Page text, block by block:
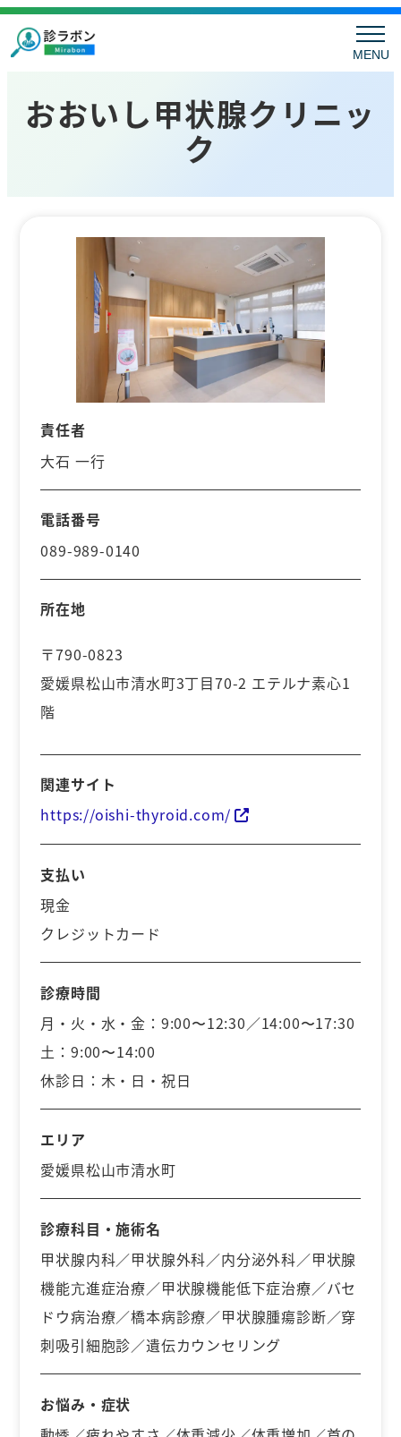
MENU
おおいし甲状腺クリニッ
ク
責任者
大石 一行
電話番号
089-989-0140
所在地
〒790-0823
愛媛県松山市清水町3丁目70-2 エテルナ素心1
階
関連サイト
https://oishi-thyroid.com/
支払い
現金
クレジットカード
診療時間
月・火・水・金：9:00〜12:30／14:00〜17:30
土：9:00〜14:00
休診日：木・日・祝日
エリア
愛媛県松山市清水町
診療科目・施術名
甲状腺内科／甲状腺外科／内分泌外科／甲状腺
機能亢進症治療／甲状腺機能低下症治療／バセ
ドウ病治療／橋本病診療／甲状腺腫瘍診断／穿
刺吸引細胞診／遺伝カウンセリング
お悩み・症状